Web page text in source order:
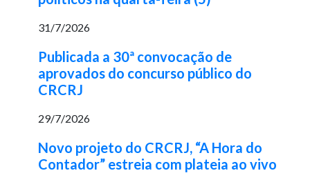
31/7/2026
Publicada a 30ª convocação de
aprovados do concurso público do
CRCRJ
29/7/2026
Novo projeto do CRCRJ, “A Hora do
Contador” estreia com plateia ao vivo